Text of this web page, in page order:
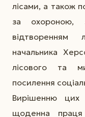
лісами, а також
за охороною,
відтворенням
начальника
лісового та
посилення
Вирішенню цих
щоденна